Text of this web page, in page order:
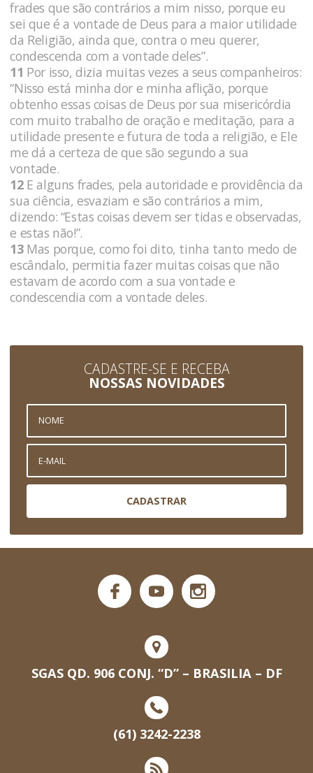
frades que são contrários a mim nisso, porque eu
sei que é a vontade de Deus para a maior utilidade
da Religião, ainda que, contra o meu querer,
condescenda com a vontade deles”.
11 Por isso, dizia muitas vezes a seus companheiros:
“Nisso está minha dor e minha aflição, porque
obtenho essas coisas de Deus por sua misericórdia
com muito trabalho de oração e meditação, para a
utilidade presente e futura de toda a religião, e Ele
me dá a certeza de que são segundo a sua
vontade.
12E alguns frades, pela autoridade e providência da
sua ciência, esvaziam e são contrários a mim,
dizendo: “Estas coisas devem ser tidas e observadas,
e estas não!”.
13Mas porque, como foi dito, tinha tanto medo de
escândalo, permitia fazer muitas coisas que não
estavam de acordo com a sua vontade e
condescendia com a vontade deles.
CADASTRE-SE E RECEBA
NOSSAS NOVIDADES
CADASTRAR
SGAS QD. 906 CONJ. “D” – BRASILIA – DF
(61) 3242-2238